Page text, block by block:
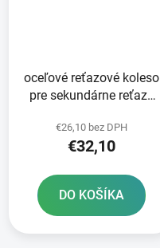
oceľové reťazové koleso
pre sekundárne reťaze
€26,10 bez DPH
€32,10
DO KOŠÍKA